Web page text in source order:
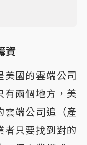
資
美國的雲端公司
有兩個地方，美
雲端公司追（產
者只要找到對的